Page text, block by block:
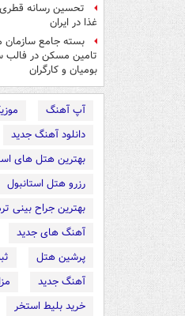
تحسین رسانه قطری
غذا در ایران
بسته جامع سازمان
تامین مسکن در
بومیان و کارگران
آپ آهنگ
دانلود آهنگ جدید
بهترین هتل های
رزرو هتل استانبول
بهترین جراح بینی
آهنگ های جدید
پرشین هتل
آهنگ جدید
خرید بلیط استخر